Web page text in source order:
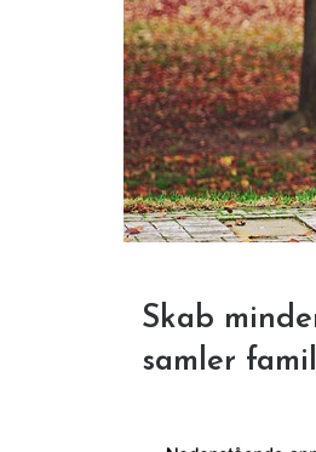
Skab
samler